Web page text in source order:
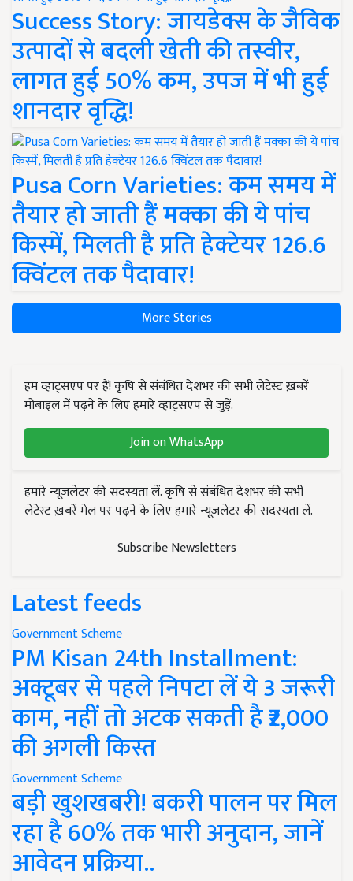
Success Story: जायडेक्स के जैविक
उत्पादों से बदली खेती की तस्वीर,
लागत हुई 50% कम, उपज में भी हुई
शानदार वृद्धि!
Pusa Corn Varieties: कम समय में
तैयार हो जाती हैं मक्का की ये पांच
किस्में, मिलती है प्रति हेक्टेयर 126.6
क्विंटल तक पैदावार!
More Stories
हम व्हाट्सएप पर हैं! कृषि से संबंधित देशभर की सभी लेटेस्ट ख़बरें
मोबाइल में पढ़ने के लिए हमारे व्हाट्सएप से जुड़ें.
Join on WhatsApp
हमारे न्यूज़लेटर की सदस्यता लें. कृषि से संबंधित देशभर की सभी
लेटेस्ट ख़बरें मेल पर पढ़ने के लिए हमारे न्यूज़लेटर की सदस्यता लें.
Subscribe Newsletters
Latest feeds
Government Scheme
PM Kisan 24th Installment:
अक्टूबर से पहले निपटा लें ये 3 जरूरी
काम, नहीं तो अटक सकती है ₹2,000
की अगली किस्त
Government Scheme
बड़ी खुशखबरी! बकरी पालन पर मिल
रहा है 60% तक भारी अनुदान, जानें
आवेदन प्रक्रिया..